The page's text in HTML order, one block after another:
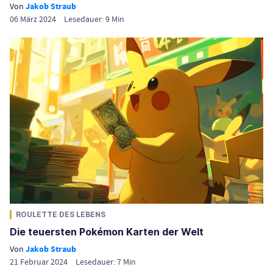
Von Jakob Straub
06 März 2024 Lesedauer:9 Min
ROULETTE DES LEBENS
Die teuersten Pokémon Karten der Welt
Von Jakob Straub
21 Februar 2024 Lesedauer:7 Min